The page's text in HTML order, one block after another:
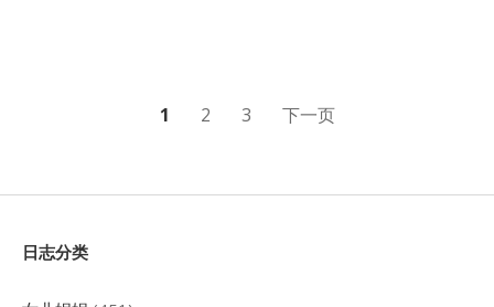
分
页
1 2 3 下一页
Sidebar
日志分类